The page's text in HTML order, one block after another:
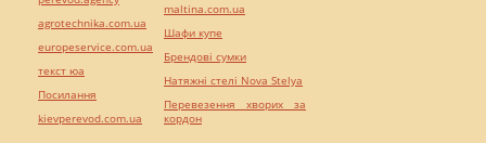
agrotechnika.com.ua
europeservice.com.ua
текст юа
Посилання
kievperevod.com.ua
maltina.com.ua
Шафи купе
Брендові сумки
Натяжні стелі Nova Stelya
Перевезення хворих за
кордон